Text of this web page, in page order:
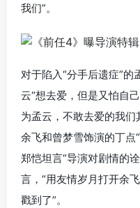
我们”。
对于陷入“分手后遗症”
云“想去爱，但是又怕自
为孟云，不敢去爱的我们
余飞和曾梦雪饰演的丁点
郑恺坦言“导演对剧情的
言，“用友情岁月打开余
戳到了”。